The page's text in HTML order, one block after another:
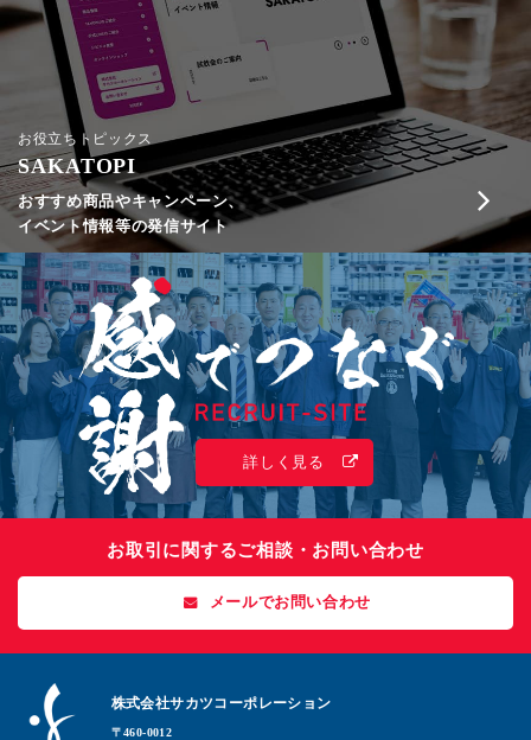
お役立ちトピックス
SAKATOPI
おすすめ商品やキャンペーン、
イベント情報等の発信サイト
詳しく見る
お取引に関するご相談・お問い合わせ
メールでお問い合わせ
株式会社サカツコーポレーション
〒460-0012